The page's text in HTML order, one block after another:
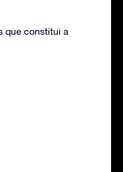
que constitui a